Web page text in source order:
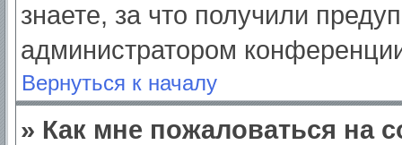
знаете, за что получили
администратором
Вернуться к началу
» Как мне пожаловаться на